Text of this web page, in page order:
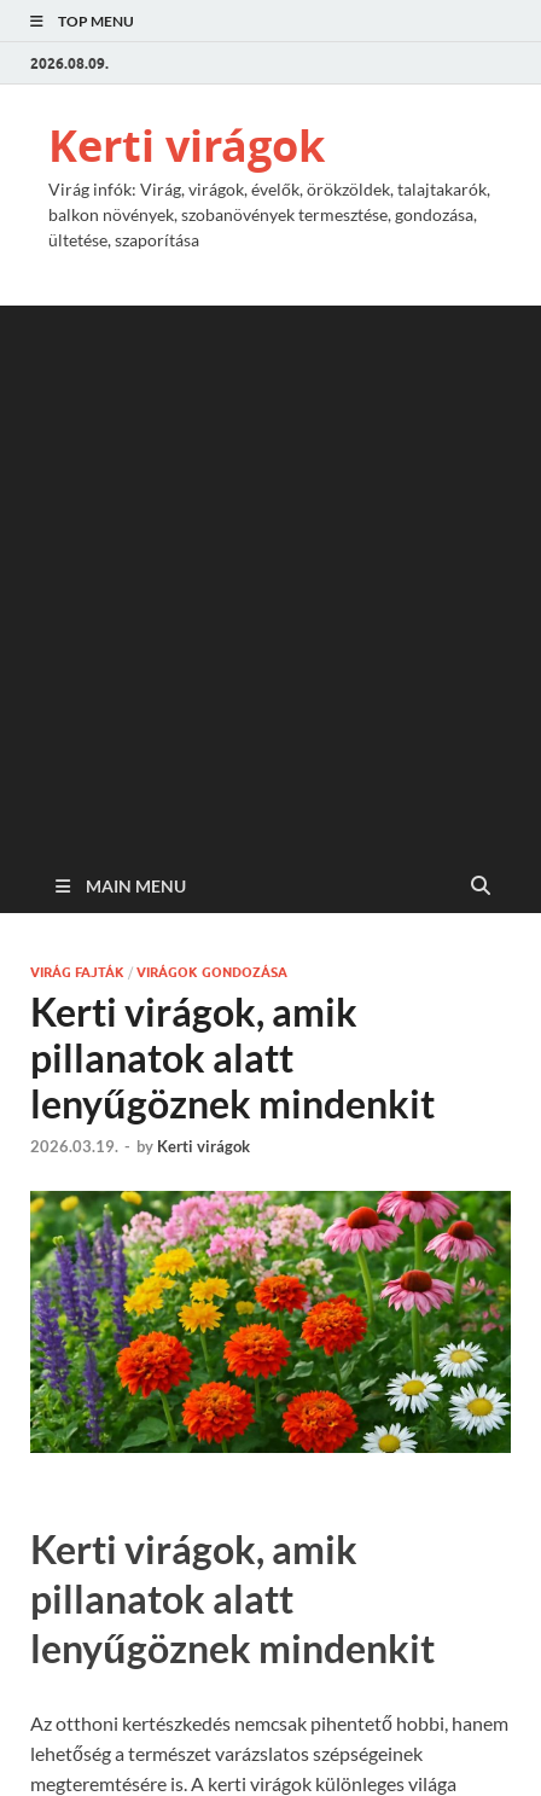
TOP MENU
2026.08.09.
Kerti virágok
Virág infók: Virág, virágok, évelők, örökzöldek, talajtakarók,
balkon növények, szobanövények termesztése, gondozása,
ültetése, szaporítása
MAIN MENU
VIRÁG FAJTÁK / VIRÁGOK GONDOZÁSA
Kerti virágok, amik
pillanatok alatt
lenyűgöznek mindenkit
2026.03.19. - by Kerti virágok
Kerti virágok, amik
pillanatok alatt
lenyűgöznek mindenkit
Az otthoni kertészkedés nemcsak pihentető hobbi, hanem
lehetőség a természet varázslatos szépségeinek
megteremtésére is. A kerti virágok különleges világa